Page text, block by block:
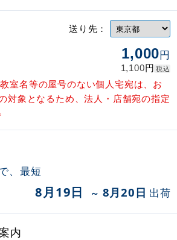
送り先：
1,000円
1,100円 税込
室名等の屋号のない個人宅宛は、お
対象となるため、法人・店舗宛の指定
、最短
8月19日 ～ 8月20日 出荷
内